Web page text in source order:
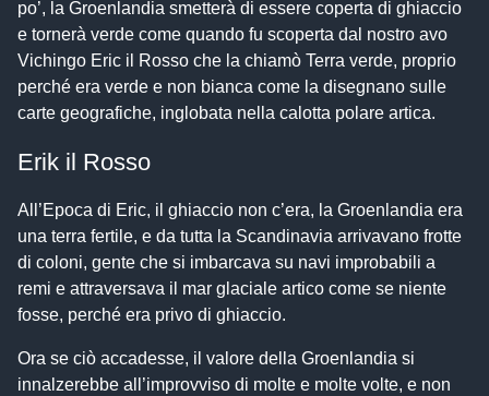
po’, la Groenlandia smetterà di essere coperta di ghiaccio
e tornerà verde come quando fu scoperta dal nostro avo
Vichingo Eric il Rosso che la chiamò Terra verde, proprio
perché era verde e non bianca come la disegnano sulle
carte geografiche, inglobata nella calotta polare artica.
Erik il Rosso
All’Epoca di Eric, il ghiaccio non c’era, la Groenlandia era
una terra fertile, e da tutta la Scandinavia arrivavano frotte
di coloni, gente che si imbarcava su navi improbabili a
remi e attraversava il mar glaciale artico come se niente
fosse, perché era privo di ghiaccio.
Ora se ciò accadesse, il valore della Groenlandia si
innalzerebbe all’improvviso di molte e molte volte, e non